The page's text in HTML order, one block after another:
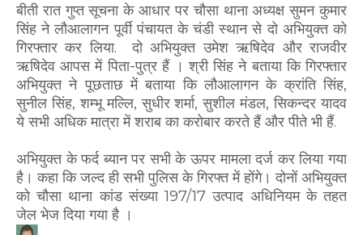
बीती रात गुप्त सूचना के आधार पर चौसा थाना अध्यक्ष सुमन कुमार
सिंह ने लौआलागन पूर्वी पंचायत के चंडी स्थान से दो अभियुक्त को
गिरफ्तार कर लिया. दो अभियुक्त उमेश ऋषिदेव और राजवीर
ऋषिदेव आपस में पिता-पुत्र हैं । श्री सिंह ने बताया कि गिरफ्तार
अभियुक्त ने पूछताछ में बताया कि लौआलागन के क्रांति सिंह,
सुनील सिंह, शम्भू मल्लि, सुधीर शर्मा, सुशील मंडल, सिकन्दर यादव
ये सभी अधिक मात्रा में शराब का करोबार करते हैं और पीते भी हैं.
अभियुक्त के फर्द ब्यान पर सभी के ऊपर मामला दर्ज कर लिया गया
है। कहा कि जल्द ही सभी पुलिस के गिरफ्त में होंगे। दोनों अभियुक्त
को चौसा थाना कांड संख्या 197/17 उत्पाद अधिनियम के तहत
जेल भेज दिया गया है ।